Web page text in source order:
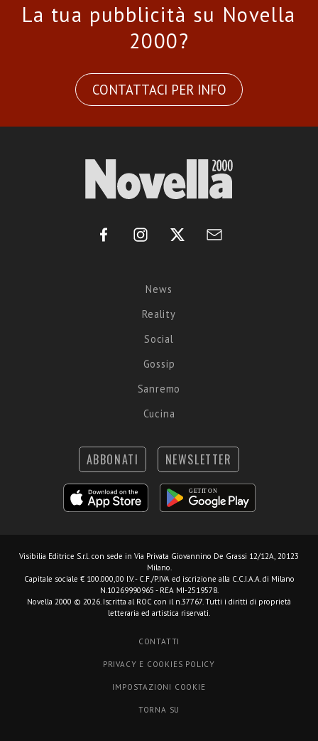
La tua pubblicità su Novella
2000?
CONTATTACI PER INFO
News
Reality
Social
Gossip
Sanremo
Cucina
ABBONATI NEWSLETTER
Visibilia Editrice S.r.l. con sede in Via Privata Giovannino De Grassi 12/12A, 20123
Milano.
Capitale sociale € 100.000,00 I.V. - C.F./P.IVA ed iscrizione alla C.C.I.A.A. di Milano
N.10269990965 - REA MI-2519578.
Novella 2000 © 2026. Iscritta al ROC con il n.37767. Tutti i diritti di proprietà
letteraria ed artistica riservati.
CONTATTI
PRIVACY E COOKIES POLICY
IMPOSTAZIONI COOKIE
TORNA SU